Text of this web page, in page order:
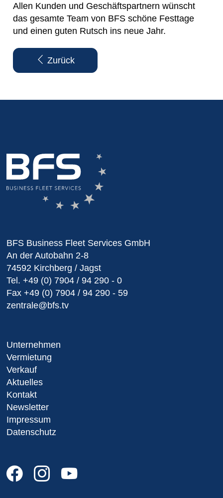
Allen Kunden und Geschäftspartnern wünscht
das gesamte Team von BFS schöne Festtage
und einen guten Rutsch ins neue Jahr.
Zurück
BFS Business Fleet Services GmbH
An der Autobahn 2-8
74592 Kirchberg / Jagst
Tel. +49 (0) 7904 / 94 290 - 0
Fax +49 (0) 7904 / 94 290 - 59
zentrale@bfs.tv
Unternehmen
Vermietung
Verkauf
Aktuelles
Kontakt
Newsletter
Impressum
Datenschutz